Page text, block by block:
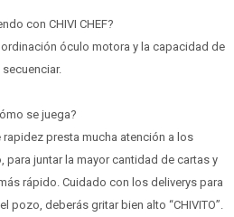
con CHIVI CHEF?
óculo motora y la capacidad de
secuenciar.
se juega?
rapidez presta mucha atención a los
para juntar la mayor cantidad de cartas y
rápido. Cuidado con los deliverys para
pozo, deberás gritar bien alto “CHIVITO”.